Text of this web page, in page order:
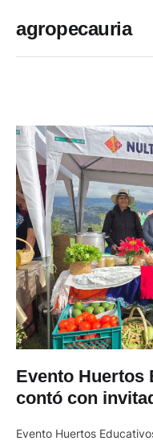
agropecauria
Evento Huertos
contó con
Evento Huertos